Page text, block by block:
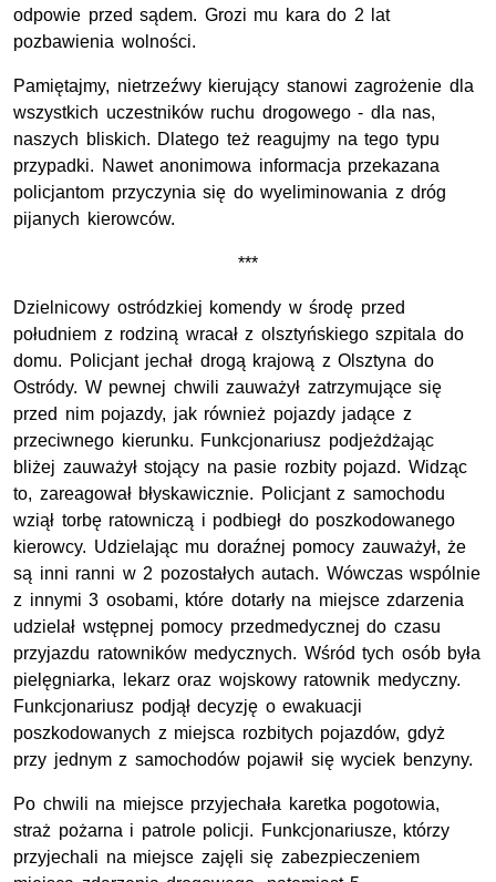
odpowie przed sądem. Grozi mu kara do 2 lat
pozbawienia wolności.
Pamiętajmy, nietrzeźwy kierujący stanowi zagrożenie dla
wszystkich uczestników ruchu drogowego - dla nas,
naszych bliskich. Dlatego też reagujmy na tego typu
przypadki. Nawet anonimowa informacja przekazana
policjantom przyczynia się do wyeliminowania z dróg
pijanych kierowców.
***
Dzielnicowy ostródzkiej komendy w środę przed
południem z rodziną wracał z olsztyńskiego szpitala do
domu. Policjant jechał drogą krajową z Olsztyna do
Ostródy. W pewnej chwili zauważył zatrzymujące się
przed nim pojazdy, jak również pojazdy jadące z
przeciwnego kierunku. Funkcjonariusz podjeżdżając
bliżej zauważył stojący na pasie rozbity pojazd. Widząc
to, zareagował błyskawicznie. Policjant z samochodu
wziął torbę ratowniczą i podbiegł do poszkodowanego
kierowcy. Udzielając mu doraźnej pomocy zauważył, że
są inni ranni w 2 pozostałych autach. Wówczas wspólnie
z innymi 3 osobami, które dotarły na miejsce zdarzenia
udzielał wstępnej pomocy przedmedycznej do czasu
przyjazdu ratowników medycznych. Wśród tych osób była
pielęgniarka, lekarz oraz wojskowy ratownik medyczny.
Funkcjonariusz podjął decyzję o ewakuacji
poszkodowanych z miejsca rozbitych pojazdów, gdyż
przy jednym z samochodów pojawił się wyciek benzyny.
Po chwili na miejsce przyjechała karetka pogotowia,
straż pożarna i patrole policji. Funkcjonariusze, którzy
przyjechali na miejsce zajęli się zabezpieczeniem